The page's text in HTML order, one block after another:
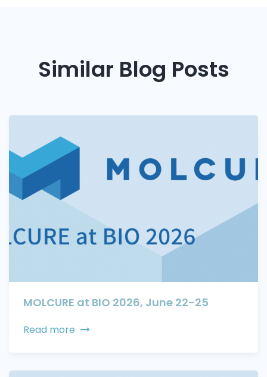
Similar Blog Posts
MOLCURE at BIO 2026, June 22-25
Read more